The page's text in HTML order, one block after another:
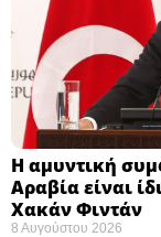
Η αμυντική
Αραβία είναι
Χακάν Φιντάν
8 Αυγούστου 2026